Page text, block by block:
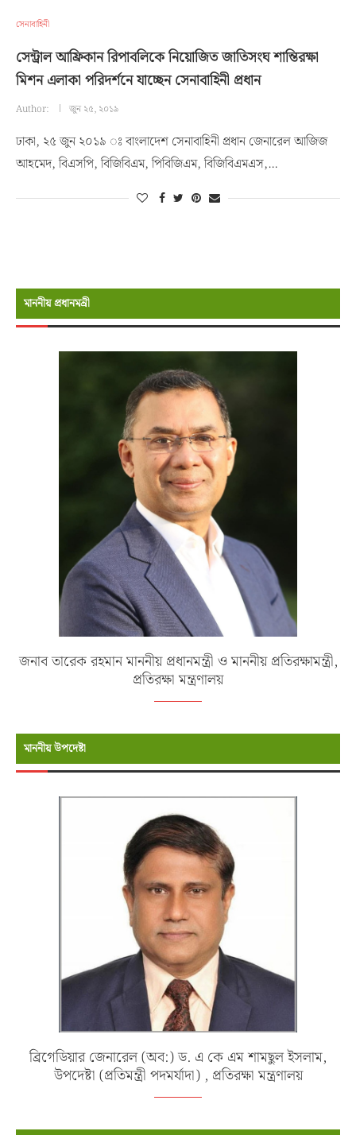
সেনাবাহিনী
সেন্ট্রাল আফ্রিকান রিপাবলিকে নিয়োজিত জাতিসংঘ শান্তিরক্ষা
মিশন এলাকা পরিদর্শনে যাচ্ছেন সেনাবাহিনী প্রধান
Author: জুন ২৫, ২০১৯
ঢাকা, ২৫ জুন ২০১৯ ঃ বাংলাদেশ সেনাবাহিনী প্রধান জেনারেল আজিজ
আহমেদ, বিএসপি, বিজিবিএম, পিবিজিএম, বিজিবিএমএস,…
মাননীয় প্রধানমন্রী
জনাব তারেক রহমান মাননীয় প্রধানমন্ত্রী ও মাননীয় প্রতিরক্ষামন্ত্রী,
প্রতিরক্ষা মন্ত্রণালয়
মাননীয় উপদেষ্টা
ব্রিগেডিয়ার জেনারেল (অব:) ড. এ কে এম শামছুল ইসলাম,
উপদেষ্টা (প্রতিমন্ত্রী পদমর্যাদা) , প্রতিরক্ষা মন্ত্রণালয়